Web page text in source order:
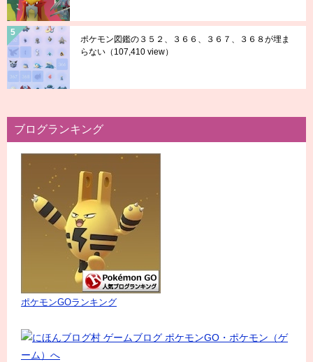
ポケモン図鑑の３５２、３６６、３６７、３６８が埋ま
らない （107,410 view）
ブログランキング
ポケモンGOランキング